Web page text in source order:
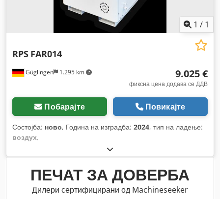
1 / 1
Güglingen 1.295 km
RPS FAR014
9.025 €
фиксна цена додава се ДДВ
Побарајте Повикајте
Состојба: ново, Година на изградба: 2024, тип на ладење:
воздух,
ПЕЧАТ ЗА ДОВЕРБА
Дилери сертифицирани од Machineseeker